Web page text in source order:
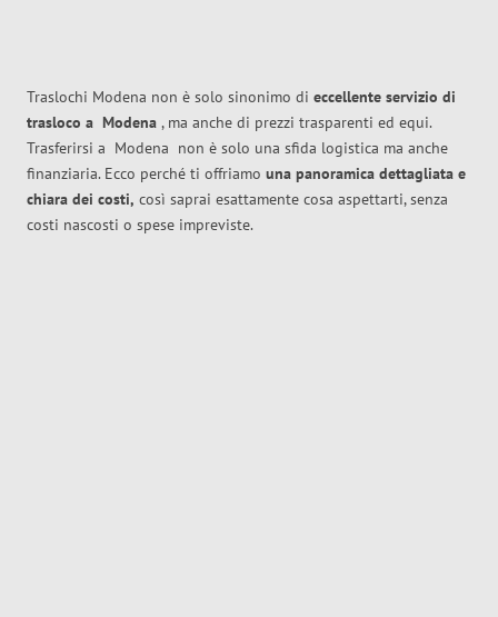
Traslochi Modena non è solo sinonimo di eccellente servizio di
trasloco a Modena , ma anche di prezzi trasparenti ed equi.
Trasferirsi a Modena non è solo una sfida logistica ma anche
finanziaria. Ecco perché ti offriamo una panoramica dettagliata e
chiara dei costi, così saprai esattamente cosa aspettarti, senza
costi nascosti o spese impreviste.